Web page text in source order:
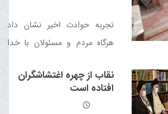
تجربه حوادث اخیر نشان داد
هرگاه مردم و مسئولان با خدا
آن‌ها خواهد شد و دشمنان ناکام
نقاب از چهره اغتشاشگران
افتاده است